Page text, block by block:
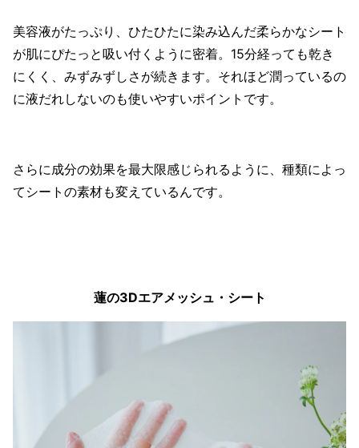
美容液がたっぷり、ひたひたに染み込んだ柔らかなシート
が肌にぴたっと吸い付くように密着。15分経っても乾き
にくく、みずみずしさが続きます。それほど潤っているの
に液だれしないのも使いやすいポイントです。
さらに成分の効果を最大限感じられるように、種類によっ
てシートの素材も変えているんです。
蓮の3Dエアメッシュ・シート